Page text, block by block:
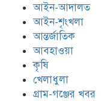
আইন-আদালত
আইন-শৃংখলা
আন্তর্জাতিক
আবহাওয়া
কৃষি
খেলাধুলা
গ্রাম-গঞ্জের খবর